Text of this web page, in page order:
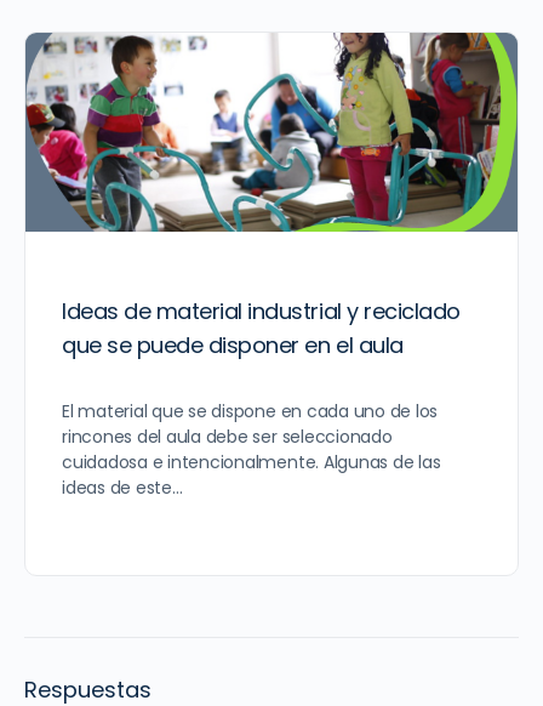
Ideas de material industrial y reciclado
que se puede disponer en el aula
El material que se dispone en cada uno de los
rincones del aula debe ser seleccionado
cuidadosa e intencionalmente. Algunas de las
ideas de este…
Respuestas